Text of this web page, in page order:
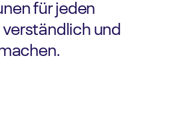
für jeden
und